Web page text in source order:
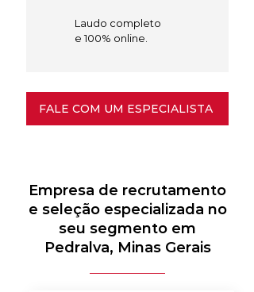
Laudo completo
e 100% online.
FALE COM UM ESPECIALISTA
Empresa de recrutamento
e seleção especializada no
seu segmento em
Pedralva, Minas Gerais